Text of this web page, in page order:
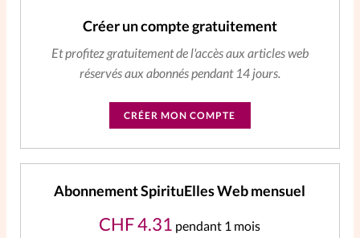
Créer un compte gratuitement
Et profitez gratuitement de l'accès aux articles web
réservés aux abonnés pendant 14 jours.
CRÉER MON COMPTE
Abonnement SpirituElles Web mensuel
CHF4.31 pendant 1 mois